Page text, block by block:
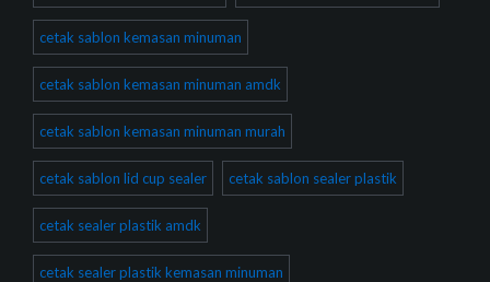
cetak sablon kemasan minuman
cetak sablon kemasan minuman amdk
cetak sablon kemasan minuman murah
cetak sablon lid cup sealer cetak sablon sealer plastik
cetak sealer plastik amdk
cetak sealer plastik kemasan minuman